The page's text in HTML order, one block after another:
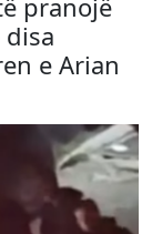
pranojë
e Arian